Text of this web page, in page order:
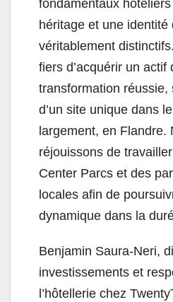
fondamentaux
héritage et une identité
véritablement
fiers d’acquérir un actif
transformation réussie,
d’un site unique dans
largement, en Flandre.
réjouissons de
Center Parcs et des
locales afin de
dynamique dans la
Benjamin Saura-Neri,
investissements et
l’hôtellerie chez